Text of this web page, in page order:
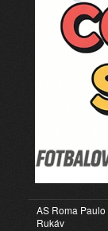
AS Roma
Rukáv